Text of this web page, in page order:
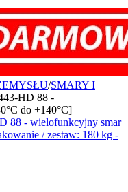
/SMARY I
HD 88 -
do +140°C]